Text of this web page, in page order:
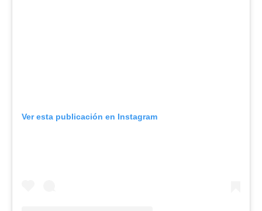
Ver esta publicación en Instagram